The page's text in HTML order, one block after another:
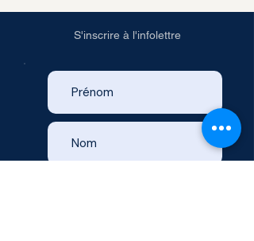
S'inscrire à l'infolettre